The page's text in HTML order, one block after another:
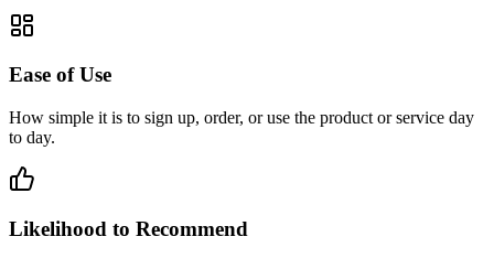
Ease of Use
How simple it is to sign up, order, or use the product or service day
to day.
Likelihood to Recommend